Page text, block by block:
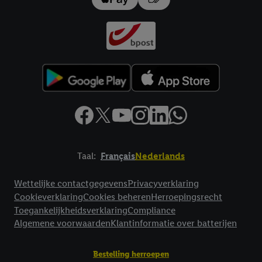
Taal: FrançaisNederlands
Wettelijke contactgegevensPrivacyverklaring
CookieverklaringCookies beherenHerroepingsrecht
ToegankelijkheidsverklaringCompliance
Algemene voorwaardenKlantinformatie over batterijen
Bestelling herroepen